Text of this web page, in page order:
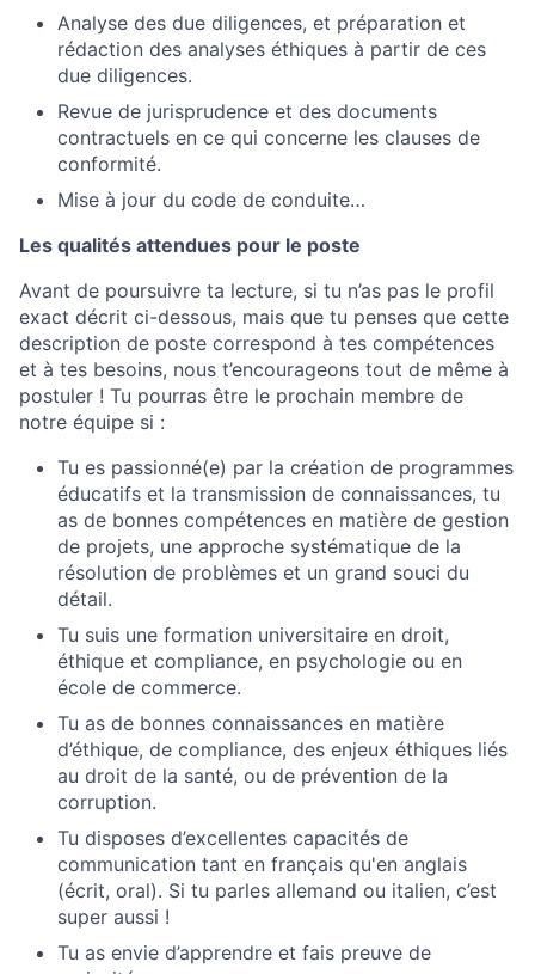
Analyse des due diligences, et préparation et
rédaction des analyses éthiques à partir de ces
due diligences.
Revue de jurisprudence et des documents
contractuels en ce qui concerne les clauses de
conformité.
Mise à jour du code de conduite…
Les qualités attendues pour le poste
Avant de poursuivre ta lecture, si tu n’as pas le profil
exact décrit ci-dessous, mais que tu penses que cette
description de poste correspond à tes compétences
et à tes besoins, nous t’encourageons tout de même à
postuler ! Tu pourras être le prochain membre de
notre équipe si :
Tu es passionné(e) par la création de programmes
éducatifs et la transmission de connaissances, tu
as de bonnes compétences en matière de gestion
de projets, une approche systématique de la
résolution de problèmes et un grand souci du
détail.
Tu suis une formation universitaire en droit,
éthique et compliance, en psychologie ou en
école de commerce.
Tu as de bonnes connaissances en matière
d’éthique, de compliance, des enjeux éthiques liés
au droit de la santé, ou de prévention de la
corruption.
Tu disposes d’excellentes capacités de
communication tant en français qu'en anglais
(écrit, oral). Si tu parles allemand ou italien, c’est
super aussi !
Tu as envie d’apprendre et fais preuve de